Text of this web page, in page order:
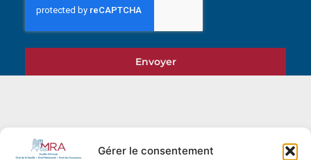
Gérer le consentement
Envoyer